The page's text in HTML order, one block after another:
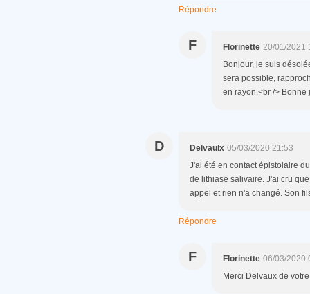
Répondre
F Florinette 20/01/2021
Bonjour, je suis
sera possible,
en rayon.<br />
D Delvaulx 05/03/2020 21:53
J'ai été en contact épistolaire
de lithiase salivaire. J'ai cru
appel et rien n'a changé. Son
Répondre
F Florinette 06/03/2020
Merci Delvaux de